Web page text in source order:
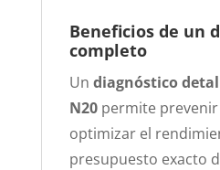
Beneficios de un
completo
Un diagnóstico
N20permite
optimizar el
presupuesto exacto